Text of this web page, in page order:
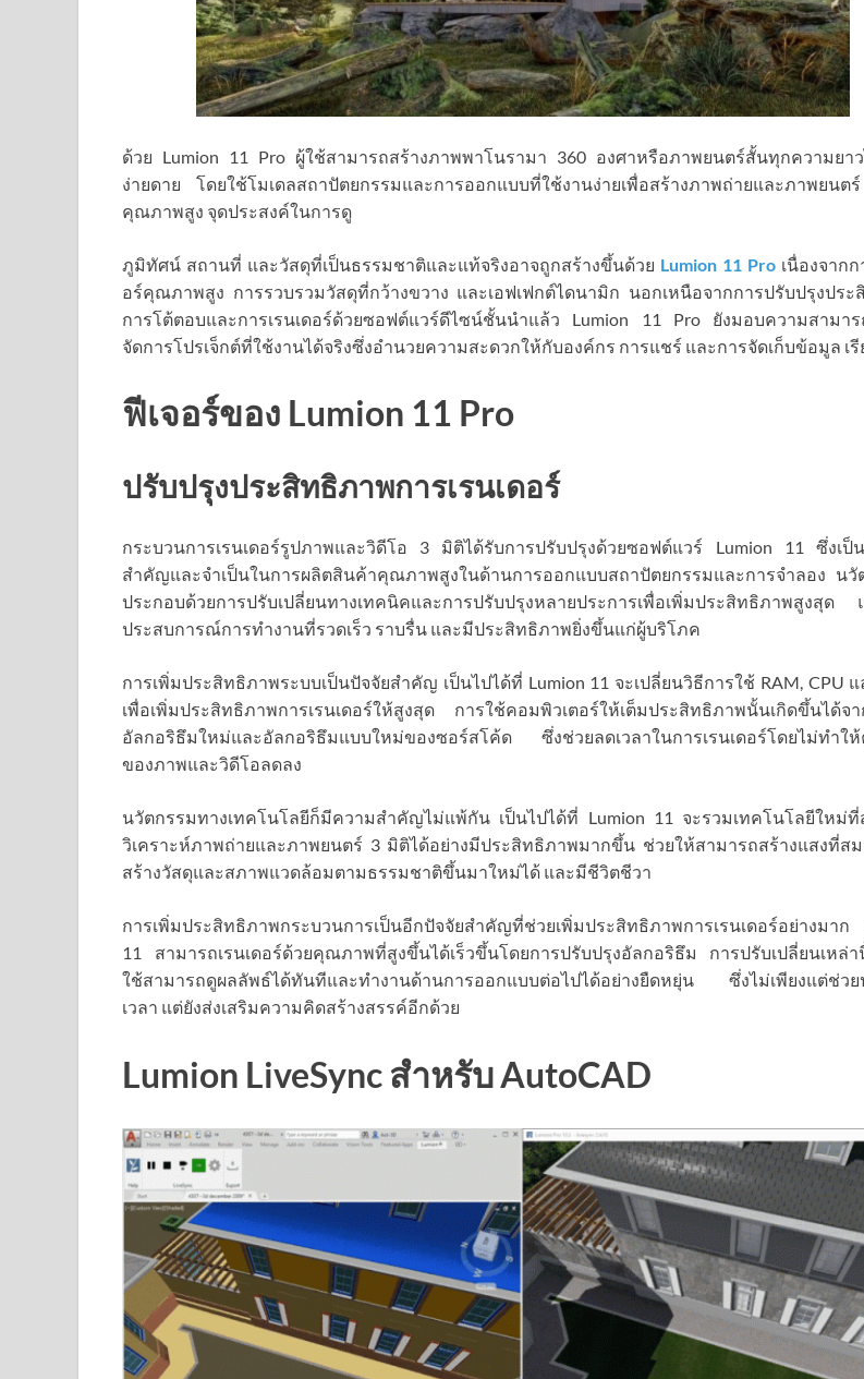
ด้วย Lumion 11 Pro ผู้ใช้สามารถสร้างภาพพาโนรามา 360 องศาหรือภาพยนตร์สั้นทุกความยาว
ง่ายดาย โดยใช้โมเดลสถาปัตยกรรมและการออกแบบที่ใช้งานง่ายเพื่อสร้างภาพถ่ายและภาพยน
คุณภาพสูง จุดประสงค์ในการดู
ภูมิทัศน์ สถานที่ และวัสดุที่เป็นธรรมชาติและแท้จริงอาจถูกสร้างขึ้นด้วย Lumion 11 Pro เนื่องจากก
อร์คุณภาพสูง การรวบรวมวัสดุที่กว้างขวาง และเอฟเฟกต์ไดนามิก นอกเหนือจากการปรับปรุงประ
การโต้ตอบและการเรนเดอร์ด้วยซอฟต์แวร์ดีไซน์ชั้นนำแล้ว Lumion 11 Pro ยังมอบความสามาร
จัดการโปรเจ็กต์ที่ใช้งานได้จริงซึ่งอำนวยความสะดวกให้กับองค์กร การแชร์ และการจัดเก็บข้อมูล เรี
ฟีเจอร์ของ Lumion 11 Pro
ปรับปรุงประสิทธิภาพการเรนเดอร์
กระบวนการเรนเดอร์รูปภาพและวิดีโอ 3 มิติได้รับการปรับปรุงด้วยซอฟต์แวร์ Lumion 11 ซึ่งเป็
สำคัญและจำเป็นในการผลิตสินค้าคุณภาพสูงในด้านการออกแบบสถาปัตยกรรมและการจำลอง นวั
ประกอบด้วยการปรับเปลี่ยนทางเทคนิคและการปรับปรุงหลายประการเพื่อเพิ่มประสิทธิภาพสูงสุด
ประสบการณ์การทำงานที่รวดเร็ว ราบรื่น และมีประสิทธิภาพยิ่งขึ้นแก่ผู้บริโภค
การเพิ่มประสิทธิภาพระบบเป็นปัจจัยสำคัญ เป็นไปได้ที่ Lumion 11 จะเปลี่ยนวิธีการใช้ RAM, CPU แ
เพื่อเพิ่มประสิทธิภาพการเรนเดอร์ให้สูงสุด การใช้คอมพิวเตอร์ให้เต็มประสิทธิภาพนั้นเกิดขึ้นได้จา
อัลกอริธึมใหม่และอัลกอริธึมแบบใหม่ของซอร์สโค้ด ซึ่งช่วยลดเวลาในการเรนเดอร์โดยไม่ทำใ
ของภาพและวิดีโอลดลง
นวัตกรรมทางเทคโนโลยีก็มีความสำคัญไม่แพ้กัน เป็นไปได้ที่ Lumion 11 จะรวมเทคโนโลยีใหม่ที่
วิเคราะห์ภาพถ่ายและภาพยนตร์ 3 มิติได้อย่างมีประสิทธิภาพมากขึ้น ช่วยให้สามารถสร้างแสงที่สม
สร้างวัสดุและสภาพแวดล้อมตามธรรมชาติขึ้นมาใหม่ได้ และมีชีวิตชีวา
การเพิ่มประสิทธิภาพกระบวนการเป็นอีกปัจจัยสำคัญที่ช่วยเพิ่มประสิทธิภาพการเรนเดอร์อย่างมาก
11 สามารถเรนเดอร์ด้วยคุณภาพที่สูงขึ้นได้เร็วขึ้นโดยการปรับปรุงอัลกอริธึม การปรับเปลี่ยนเหล่า
ใช้สามารถดูผลลัพธ์ได้ทันทีและทำงานด้านการออกแบบต่อไปได้อย่างยืดหยุ่น ซึ่งไม่เพียงแต่ช่วย
เวลา แต่ยังส่งเสริมความคิดสร้างสรรค์อีกด้วย
Lumion LiveSync สำหรับ AutoCAD